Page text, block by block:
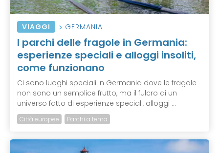
VIAGGI GERMANIA
I parchi delle fragole in Germania:
esperienze speciali e alloggi insoliti,
come funzionano
Ci sono luoghi speciali in Germania dove le fragole
non sono un semplice frutto, ma il fulcro di un
universo fatto di esperienze speciali, alloggi ...
Città europee Parchi a tema